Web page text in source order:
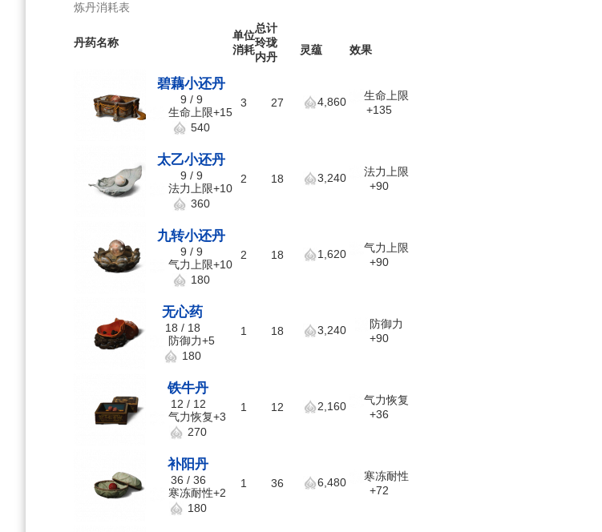
炼丹消耗表
丹药名称
单位
消耗
总计
玲珑
内丹
灵蕴 效果
碧藕小还丹
9 / 9
生命上限+15
540
3 27 4,860
生命上限
+135
太乙小还丹
9 / 9
法力上限+10
360
2 18 3,240
法力上限
+90
九转小还丹
9 / 9
气力上限+10
180
2 18 1,620
气力上限
+90
无心药
18 / 18
防御力+5
180
1 18 3,240
防御力
+90
铁牛丹
12 / 12
气力恢复+3
270
1 12 2,160
气力恢复
+36
补阳丹
36 / 36
寒冻耐性+2
180
1 36 6,480
寒冻耐性
+72